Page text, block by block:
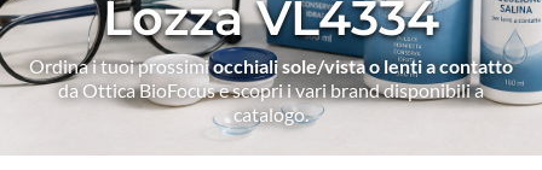
Lozza VL4334
Ordina i tuoi prossimiocchiali sole/vista o lenti a contatto
da Ottica BioFocus e scopri i vari brand disponibili a
catalogo.